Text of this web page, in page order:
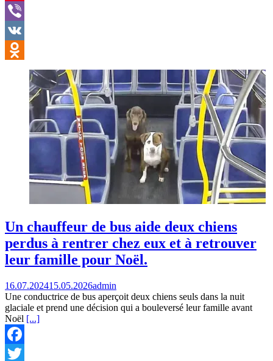
Pinterest
Viber
VK
Odnoklassniki
Un chauffeur de bus aide deux chiens
perdus à rentrer chez eux et à retrouver
leur famille pour Noël.
16.07.202415.05.2026admin
Une conductrice de bus aperçoit deux chiens seuls dans la nuit
glaciale et prend une décision qui a bouleversé leur famille avant
Noël [...]
Facebook